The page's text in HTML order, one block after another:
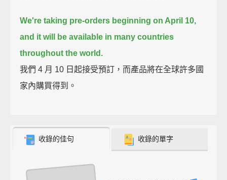
We're taking pre-orders beginning on April 10,
and it will be available in many countries
throughout the world.
我們 4 月 10 日起接受預訂，而產品將在全球許多國
家內購買得到。
收錄的佳句 收錄的單字